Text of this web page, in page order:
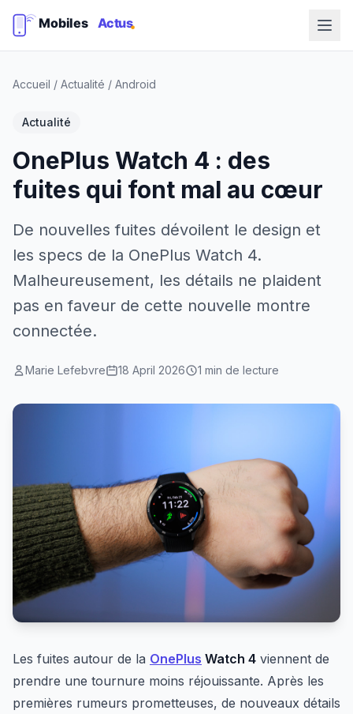
Accueil / Actualité / Android
Actualité
OnePlus Watch 4 : des
fuites qui font mal au cœur
De nouvelles fuites dévoilent le design et
les specs de la OnePlus Watch 4.
Malheureusement, les détails ne plaident
pas en faveur de cette nouvelle montre
connectée.
Marie Lefebvre 18 April 2026 1 min de lecture
Les fuites autour de la OnePlus Watch 4 viennent de
prendre une tournure moins réjouissante. Après les
premières rumeurs prometteuses, de nouveaux détails